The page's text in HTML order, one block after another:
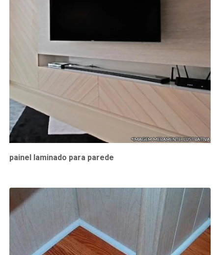
painel laminado para parede